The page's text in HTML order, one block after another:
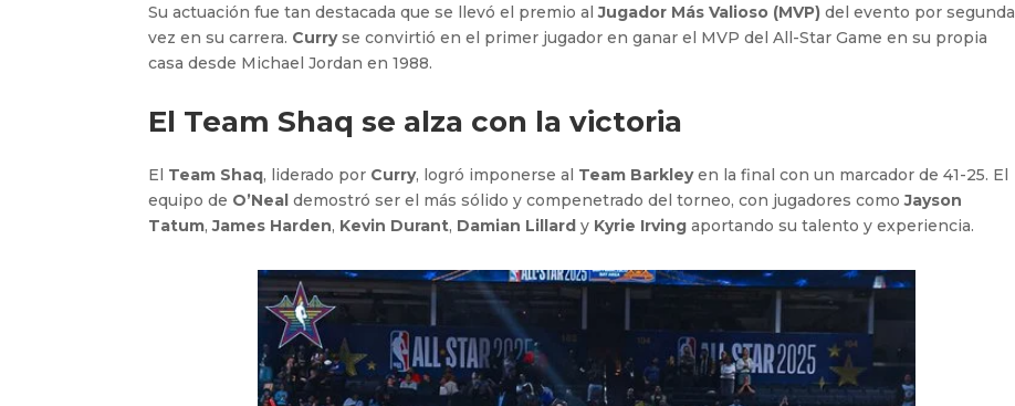
Su actuación fue tan destacada que se llevó el premio alJugador Más Valioso (MVP) del evento por segunda
vez en su carrera. Curryse convirtió en el primer jugador en ganar el MVP del All-Star Game en su propia
casa desde Michael Jordan en 1988.
El Team Shaq se alza con la victoria
El Team Shaq, liderado por Curry, logró imponerse al Team Barkleyen la final con un marcador de 41-25. El
equipo de O’Neal demostró ser el más sólido y compenetrado del torneo, con jugadores comoJayson
Tatum,James Harden, Kevin Durant, Damian Lillard y Kyrie Irving aportando su talento y experiencia.